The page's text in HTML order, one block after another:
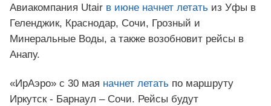
Авиакомпания Utair в июне начнет летать из Уфы в
Геленджик, Краснодар, Сочи, Грозный и
Минеральные Воды, а также возобновит рейсы в
Анапу.
«ИрАэро» с 30 мая начнет летать по маршруту
Иркутск - Барнаул – Сочи. Рейсы будут